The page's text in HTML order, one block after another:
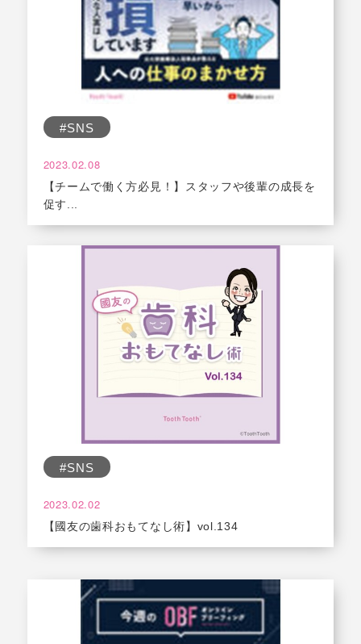
#SNS
2023.02.08
【チームで働く方必見！】スタッフや後輩の成長を
促す...
#SNS
2023.02.02
【國友の歯科おもてなし術】vol.134